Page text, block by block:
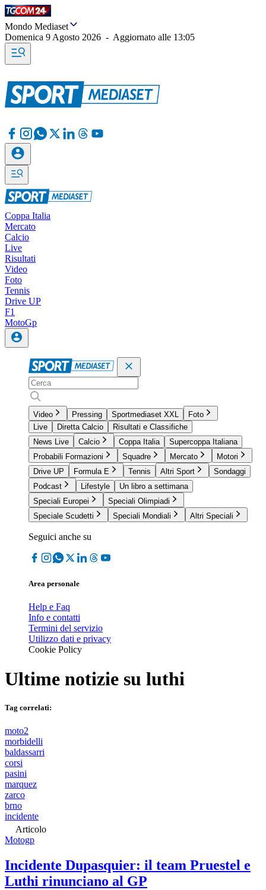
Mondo Mediaset
Domenica 9 Agosto 2026 - Aggiornato alle 13:05
Coppa Italia
Mercato
Calcio
Live
Risultati
Video
Foto
Tennis
Drive UP
F1
MotoGp
Video Pressing Sportmediaset XXL
Foto
Live
Diretta Calcio
Risultati e Classifiche
News Live
Calcio Coppa Italia
Supercoppa Italiana
Probabili Formazioni
Squadre Mercato
Motori
Drive UP
Formula E Tennis Altri Sport
Sondaggi
Podcast
Lifestyle
Un libro a settimana
Speciali Europei
Speciali Olimpiadi
Speciale Scudetti
Speciali Mondiali Altri Speciali
Seguici anche su
Area personale
Help e Faq
Info e contatti
Termini del servizio
Utilizzo dati e privacy
Cookie Policy
Ultime notizie su luthi
Tag correlati:
moto2
morbidelli
baldassarri
corsi
pasini
marquez
zarco
brno
incidente
Articolo
Motogp
Incidente Dupasquier: il team Pruestel e
Luthi rinunciano al GP